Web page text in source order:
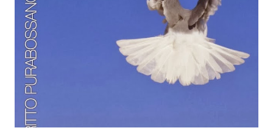
conquistaram mais visibilidade. Meses antes da realeza da
mesma MPB ter seu brilho embaçado por um inacreditável
flerte com a velha e temível censura, Ney Matogrosso
estreou ‘Atento aos sinais’, impactante espetáculo no qual
mirou a produção de alguns dos novos nomes da cena
musical brasileira e, de quebra pescou ‘Roendo as unha...